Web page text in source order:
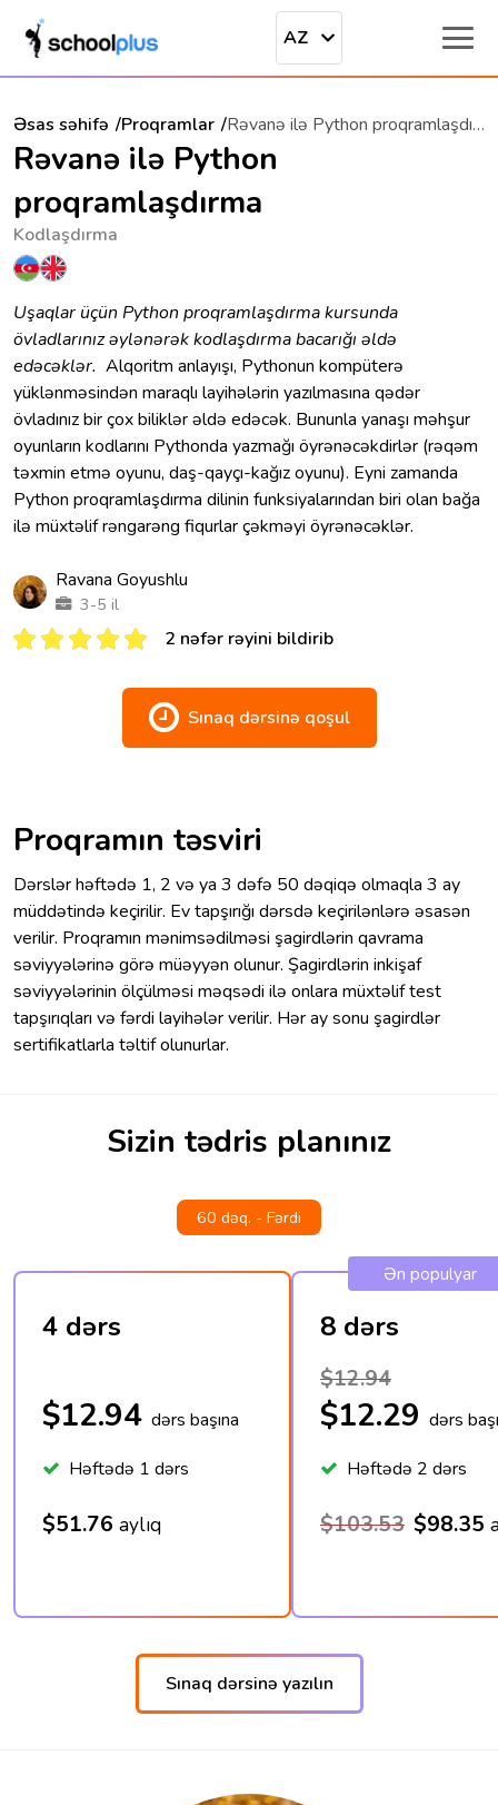
AZ
Əsas səhifə Proqramlar Rəvanə ilə Python proqramlaşdırma
Rəvanə ilə Python
proqramlaşdırma
Kodlaşdırma
Uşaqlar üçün Python proqramlaşdırma kursunda
övladlarınız əylənərək kodlaşdırma bacarığı əldə
edəcəklər. Alqoritm anlayışı, Pythonun kompüterə
yüklənməsindən maraqlı layihələrin yazılmasına qədər
övladınız bir çox biliklər əldə edəcək. Bununla yanaşı məhşur
oyunların kodlarını Pythonda yazmağı öyrənəcəkdirlər (rəqəm
təxmin etmə oyunu, daş-qayçı-kağız oyunu). Eyni zamanda
Python proqramlaşdırma dilinin funksiyalarından biri olan bağa
ilə müxtəlif rəngarəng fiqurlar çəkməyi öyrənəcəklər.
Ravana Goyushlu
3-5 il
2 nəfər rəyini bildirib
Sınaq dərsinə qoşul
Proqramın təsviri
Dərslər həftədə 1, 2 və ya 3 dəfə 50 dəqiqə olmaqla 3 ay
müddətində keçirilir. Ev tapşırığı dərsdə keçirilənlərə əsasən
verilir. Proqramın mənimsədilməsi şagirdlərin qavrama
səviyyələrinə görə müəyyən olunur. Şagirdlərin inkişaf
səviyyələrinin ölçülməsi məqsədi ilə onlara müxtəlif test
tapşırıqları və fərdi layihələr verilir. Hər ay sonu şagirdlər
sertifikatlarla təltif olunurlar.
Sizin tədris planınız
60 dəq. - Fərdi
4 dərs
$12.94 dərs başına
Həftədə 1 dərs
$51.76 aylıq
Ən populyar
8 dərs
$12.94
$12.29 dərs
Həftədə 2 dərs
$103.53 $98.35
Sınaq dərsinə yazılın